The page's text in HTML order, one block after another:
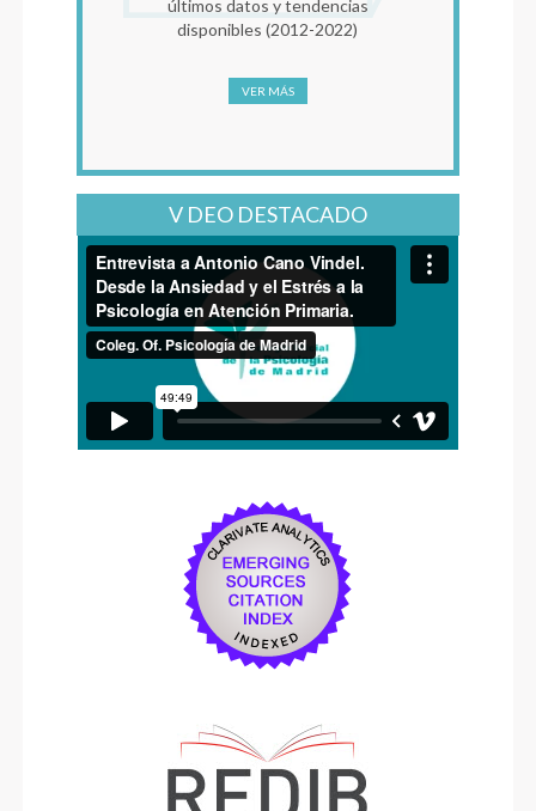
últimos datos y tendencias
disponibles (2012-2022)
VER MÁS
V DEO DESTACADO